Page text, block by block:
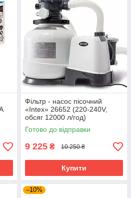
Фільтр - насос пісочний
«Intex» 26652 (220-240V,
обсяг 12000 л/год)
Готово до відправки
9 225 ₴ 10 250 ₴
Купити
–10%